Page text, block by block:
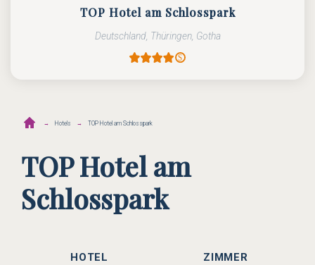
TOP Hotel am Schlosspark
Deutschland, Thüringen, Gotha
Hotels TOP Hotel am Schlosspark
TOP Hotel am
Schlosspark
HOTEL ZIMMER